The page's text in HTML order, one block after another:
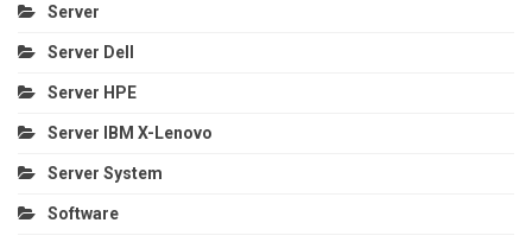
Server
Server Dell
Server HPE
Server IBM X-Lenovo
Server System
Software